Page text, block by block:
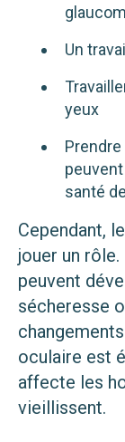
Un
yeux
santé
Cependant,
jouer un
peuvent
sécheresse
oculaire est
affecte les
vieillissent.